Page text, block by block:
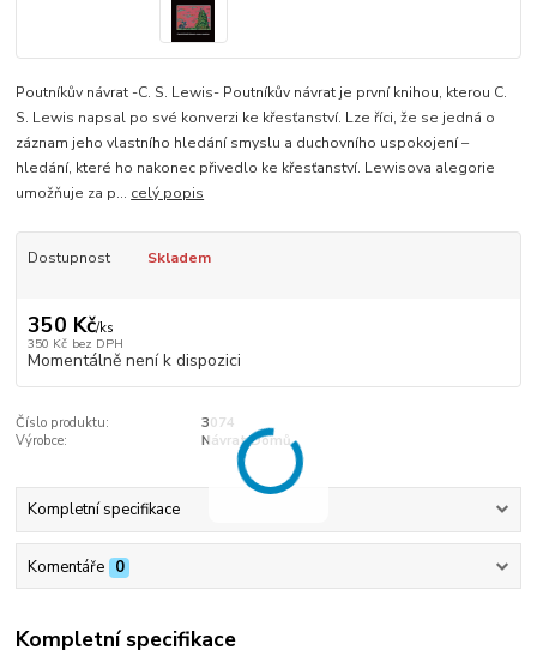
Poutníkův návrat -C. S. Lewis- Poutníkův návrat je první knihou, kterou C.
S. Lewis napsal po své konverzi ke křesťanství. Lze říci, že se jedná o
záznam jeho vlastního hledání smyslu a duchovního uspokojení –
hledání, které ho nakonec přivedlo ke křesťanství. Lewisova alegorie
umožňuje za p... celý popis
Dostupnost Skladem
350 Kč/ks
350 Kč bez DPH
Momentálně není k dispozici
Číslo produktu:
3074
Výrobce:
Návrat Domů
Kompletní specifikace
Komentáře 0
Kompletní specifikace